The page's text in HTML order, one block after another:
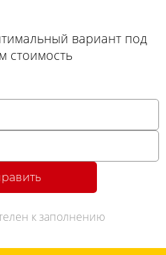
вариант под
стоимость
к заполнению